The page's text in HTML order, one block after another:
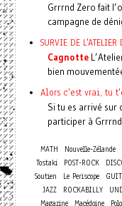
Grrrnd Zero fait
campagne de
SURVIE DE L'ATELIER
Cagnotte
bien
Alors c'est vrai, tu
Si tu es arrivé sur
participer à Grrrnd
MATH Nouvelle-Zélande
Tostaki
POST-ROCK
Soutien
Le Periscope
JAZZ
ROCKABILLY
Magazine
Macédoine